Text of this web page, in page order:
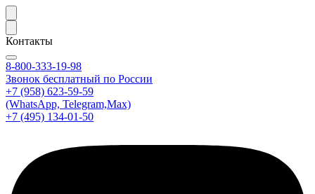
Контакты
8-800-333-19-98
Звонок бесплатный по России
+7 (958) 623-59-59
(WhatsApp, Telegram,Max)
+7 (495) 134-01-50